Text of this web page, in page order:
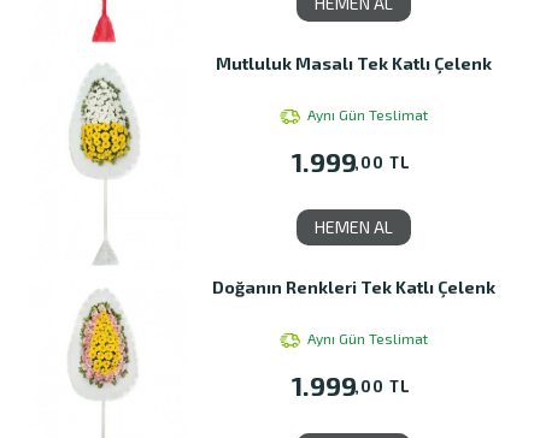
Mutluluk Masalı Tek Katlı Çelenk
Aynı Gün Teslimat
1.999,00 TL
HEMEN AL
Doğanın Renkleri Tek Katlı Çelenk
Aynı Gün Teslimat
1.999,00 TL